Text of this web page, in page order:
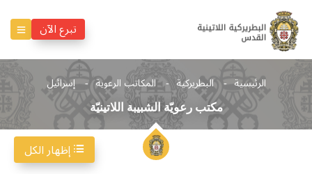
تبرع الآن
الرئيسية البطريركية المكاتب الرعوية إسرائيل
مكتب رعويّة الشبيبة اللاتينيّة
إظهار الكل